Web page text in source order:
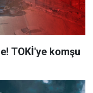
TOKİ'ye komşu